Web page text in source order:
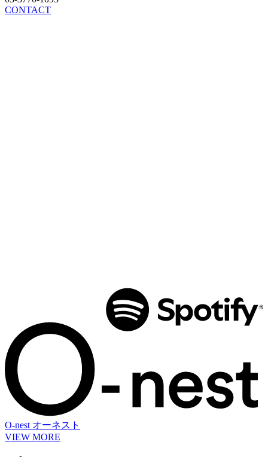
CONTACT
O-nest オーネスト
VIEW MORE